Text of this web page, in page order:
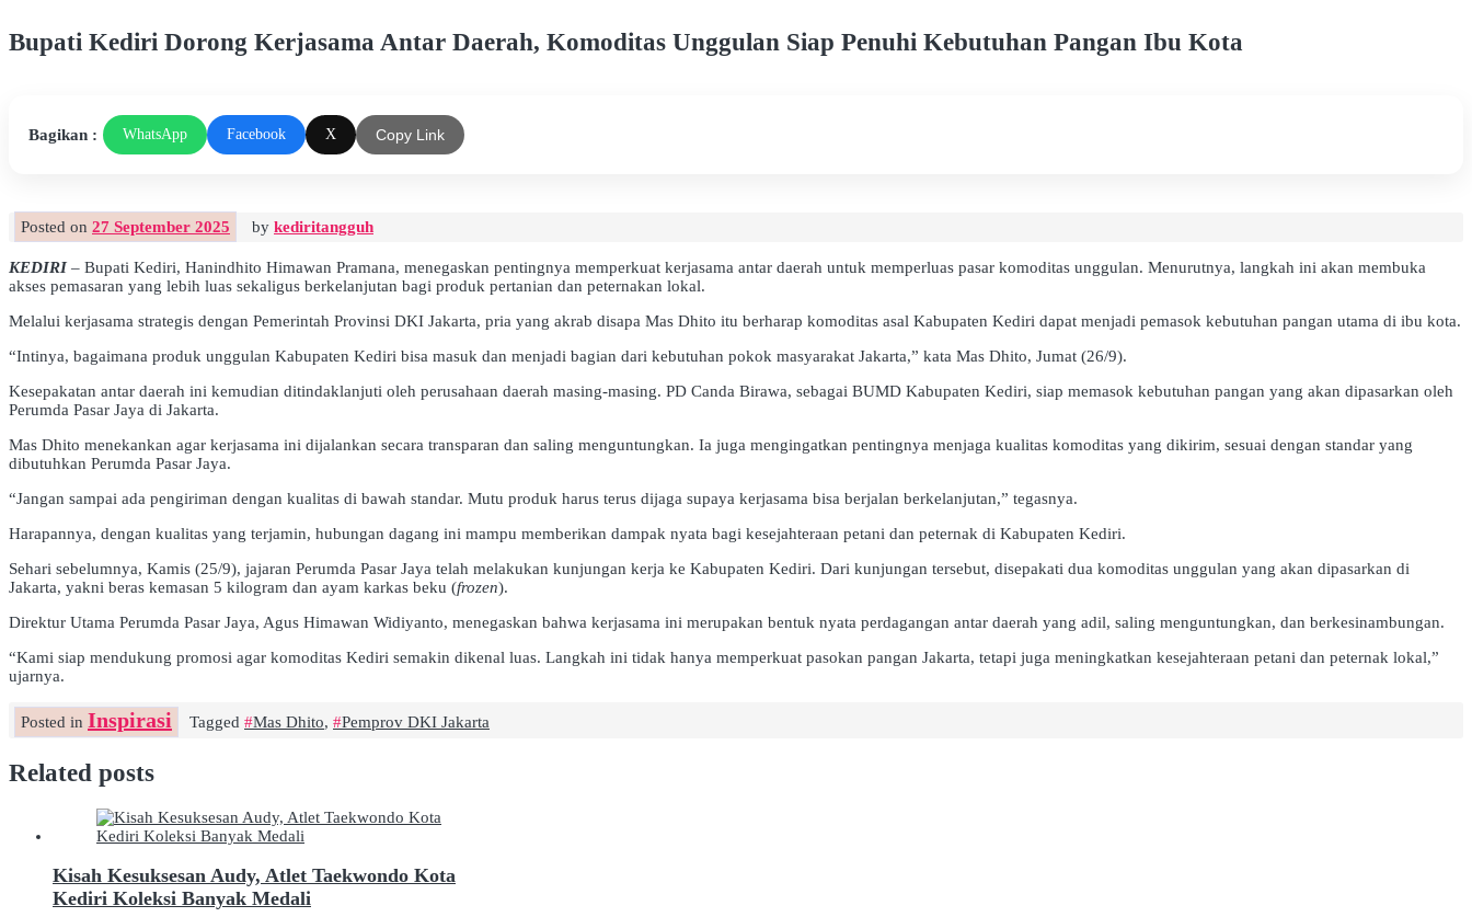
Bupati Kediri Dorong Kerjasama Antar Daerah, Komoditas Unggulan Siap Penuhi Kebutuhan Pangan Ibu Kota
Bagikan : WhatsApp Facebook X Copy Link
Posted on 27 September 2025 by kediritangguh
KEDIRI– Bupati Kediri, Hanindhito Himawan Pramana, menegaskan pentingnya memperkuat kerjasama antar daerah untuk memperluas pasar komoditas unggulan. Menurutnya, langkah ini akan membuka
akses pemasaran yang lebih luas sekaligus berkelanjutan bagi produk pertanian dan peternakan lokal.
Melalui kerjasama strategis dengan Pemerintah Provinsi DKI Jakarta, pria yang akrab disapa Mas Dhito itu berharap komoditas asal Kabupaten Kediri dapat menjadi pemasok kebutuhan pangan utama di ibu kota.
“Intinya, bagaimana produk unggulan Kabupaten Kediri bisa masuk dan menjadi bagian dari kebutuhan pokok masyarakat Jakarta,” kata Mas Dhito, Jumat (26/9).
Kesepakatan antar daerah ini kemudian ditindaklanjuti oleh perusahaan daerah masing-masing. PD Canda Birawa, sebagai BUMD Kabupaten Kediri, siap memasok kebutuhan pangan yang akan dipasarkan oleh
Perumda Pasar Jaya di Jakarta.
Mas Dhito menekankan agar kerjasama ini dijalankan secara transparan dan saling menguntungkan. Ia juga mengingatkan pentingnya menjaga kualitas komoditas yang dikirim, sesuai dengan standar yang
dibutuhkan Perumda Pasar Jaya.
“Jangan sampai ada pengiriman dengan kualitas di bawah standar. Mutu produk harus terus dijaga supaya kerjasama bisa berjalan berkelanjutan,” tegasnya.
Harapannya, dengan kualitas yang terjamin, hubungan dagang ini mampu memberikan dampak nyata bagi kesejahteraan petani dan peternak di Kabupaten Kediri.
Sehari sebelumnya, Kamis (25/9), jajaran Perumda Pasar Jaya telah melakukan kunjungan kerja ke Kabupaten Kediri. Dari kunjungan tersebut, disepakati dua komoditas unggulan yang akan dipasarkan di
Jakarta, yakni beras kemasan 5 kilogram dan ayam karkas beku (frozen).
Direktur Utama Perumda Pasar Jaya, Agus Himawan Widiyanto, menegaskan bahwa kerjasama ini merupakan bentuk nyata perdagangan antar daerah yang adil, saling menguntungkan, dan berkesinambungan.
“Kami siap mendukung promosi agar komoditas Kediri semakin dikenal luas. Langkah ini tidak hanya memperkuat pasokan pangan Jakarta, tetapi juga meningkatkan kesejahteraan petani dan peternak lokal,”
ujarnya.
Posted in Inspirasi Tagged Mas Dhito, Pemprov DKI Jakarta
Related posts
Kisah Kesuksesan Audy, Atlet Taekwondo Kota
Kediri Koleksi Banyak Medali